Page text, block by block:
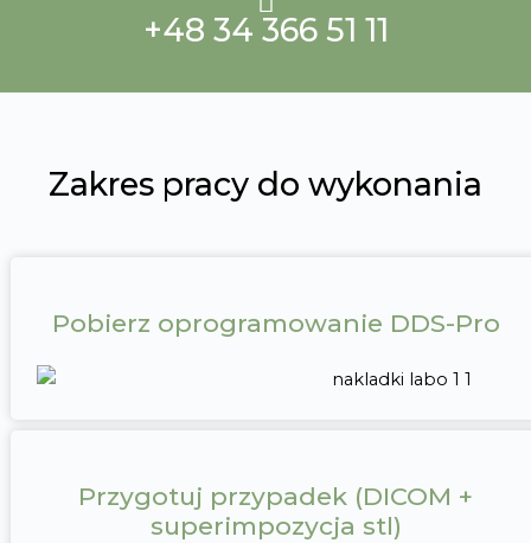
+48 34 366 51 11​
Zakres pracy do wykonania
Pobierz oprogramowanie DDS-Pro
Przygotuj przypadek (DICOM +
superimpozycja stl)